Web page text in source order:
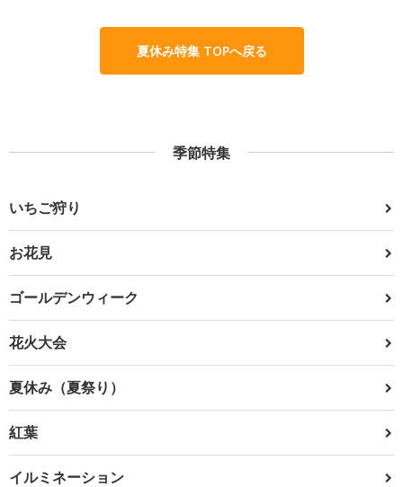
夏休み特集 TOPへ戻る
季節特集
いちご狩り
お花見
ゴールデンウィーク
花火大会
夏休み（夏祭り）
紅葉
イルミネーション